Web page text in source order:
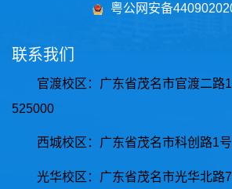
粤公网安备
联系我们
官渡校区：广东省茂名市官渡二路
525000
西城校区 ： 广东省茂名市科创路1
光华校区 ： 广东省茂名市光华北路